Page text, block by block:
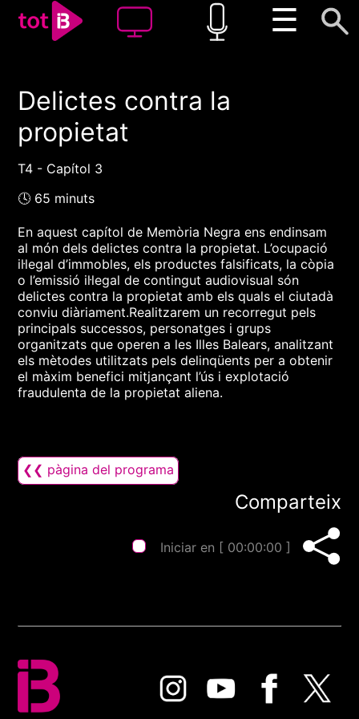
☰
00:00 00:00
1x
Delictes contra la
propietat
T4 - Capítol 3
🕓 65 minuts
En aquest capítol de Memòria Negra ens endinsam
al món dels delictes contra la propietat. L’ocupació
il·legal d’immobles, els productes falsificats, la còpia
o l’emissió il·legal de contingut audiovisual són
delictes contra la propietat amb els quals el ciutadà
conviu diàriament.Realitzarem un recorregut pels
principals successos, personatges i grups
organitzats que operen a les Illes Balears, analitzant
els mètodes utilitzats pels delinqüents per a obtenir
el màxim benefici mitjançant l’ús i explotació
fraudulenta de la propietat aliena.
❮❮ pàgina del programa
Comparteix
Iniciar en [ 00:00:00 ]